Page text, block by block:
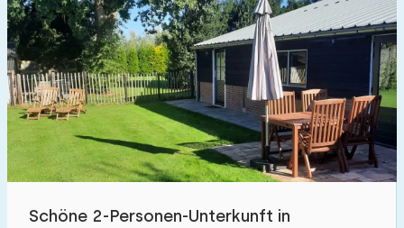
Schöne 2-Personen-Unterkunft in